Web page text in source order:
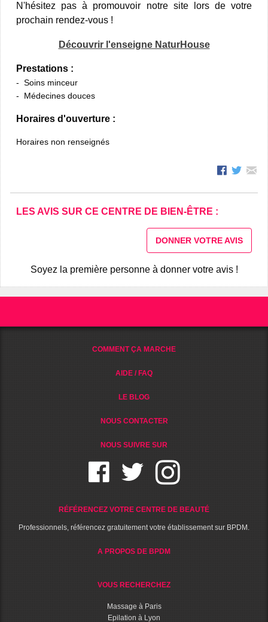
N'hésitez pas à promouvoir notre site lors de votre
prochain rendez-vous !
Découvrir l'enseigne NaturHouse
Prestations :
Soins minceur
Médecines douces
Horaires d'ouverture :
Horaires non renseignés
LES AVIS SUR CE CENTRE DE BIEN-ÊTRE :
DONNER VOTRE AVIS
Soyez la première personne à donner votre avis !
COMMENT ÇA MARCHE
AIDE / FAQ
LE BLOG
NOUS CONTACTER
NOUS SUIVRE SUR
RÉFÉRENCEZ VOTRE CENTRE DE BEAUTÉ
Professionnels, référencez gratuitement votre établissement sur BPDM.
A PROPOS DE BPDM
VOUS RECHERCHEZ
Massage à Paris
Epilation à Lyon